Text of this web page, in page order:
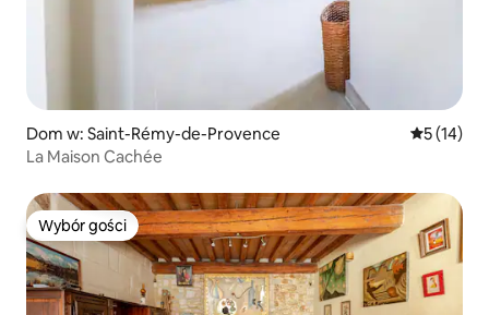
Dom w: Saint-Rémy-de-Provence Średnia
5 (14)
La Maison Cachée
Wybór gości
Wybór gości